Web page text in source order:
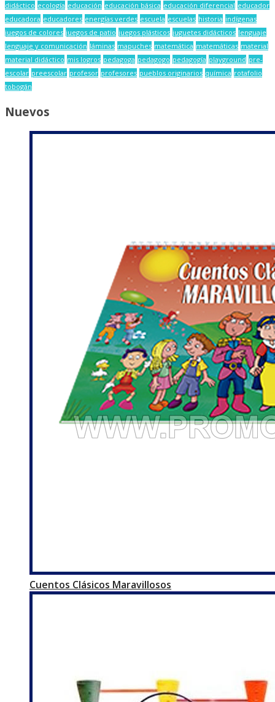
didáctico ecología educación educación básica educación diferencial educador
educadora educadores energías verdes escuela escuelas historia indígenas
juegos de colores juegos de patio juegos plásticos juguetes didácticos lenguaje
lenguaje y comunicación láminas mapuches matemática matemáticas material
material didáctico mis logros pedagoga pedagogo pedagogía playground pre-
escolar preescolar profesor profesores pueblos originarios química rotafolio
tobogán
Nuevos
Cuentos Clásicos Maravillosos